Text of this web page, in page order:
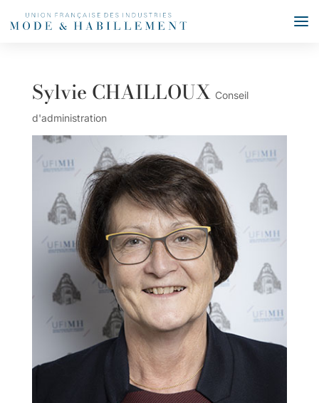
Sylvie CHAILLOUX Conseil
d'administration